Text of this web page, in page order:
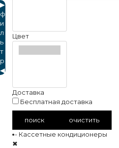
Цвет
Доставка
Бесплатная доставка
поиск
очистить
-- Кассетные кондиционеры
✖
▶
ф
и
л
ь
т
р
◀